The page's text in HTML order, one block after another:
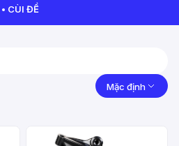
CÙI ĐỀ
Mặc định